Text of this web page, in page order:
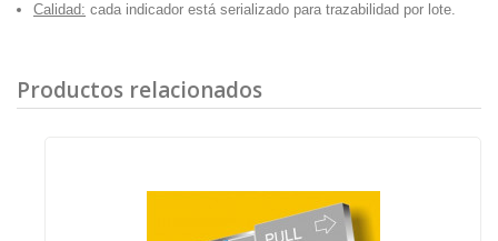
Calidad: cada indicador está serializado para trazabilidad por lote.
Productos relacionados